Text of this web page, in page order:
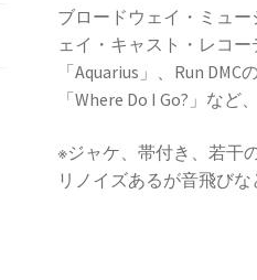
ー
〜
ブ
ロ
ド
ウ
ブロードウェイ・ミュ
ェイ・キャスト・レコ
「Aquarius」、Run
「Where Do I Go?」など
※ジャケ、帯付き、若干
リノイズあるが音飛びな